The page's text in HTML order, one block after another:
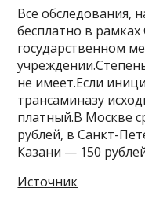
Все обследования,
бесплатно в
государственном
не имеет.Если
трансаминазу
платный.В Москве
рублей, в Санкт-
Казани — 150
Источник